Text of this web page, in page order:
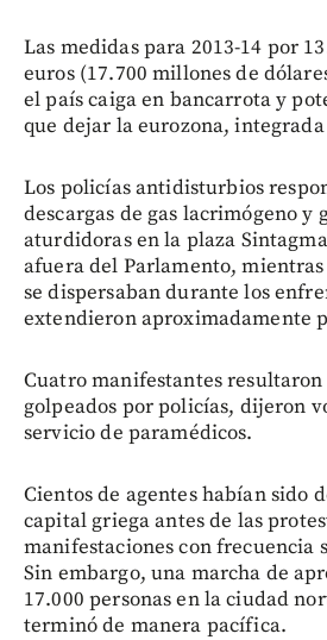
Las medidas para 2013-14 por
euros (17.700 millones de
el país caiga en bancarrota y
que dejar la eurozona,
Los policías antidisturbios
descargas de gas lacrimógeno y
aturdidoras en la plaza
afuera del Parlamento,
se dispersaban durante los
extendieron aproximadamente
Cuatro manifestantes resultaron
golpeados por policías, dijeron
servicio de paramédicos.
Cientos de agentes habían sido
capital griega antes de las
manifestaciones con frecuencia
Sin embargo, una marcha de
17.000 personas en la ciudad
terminó de manera pacífica.